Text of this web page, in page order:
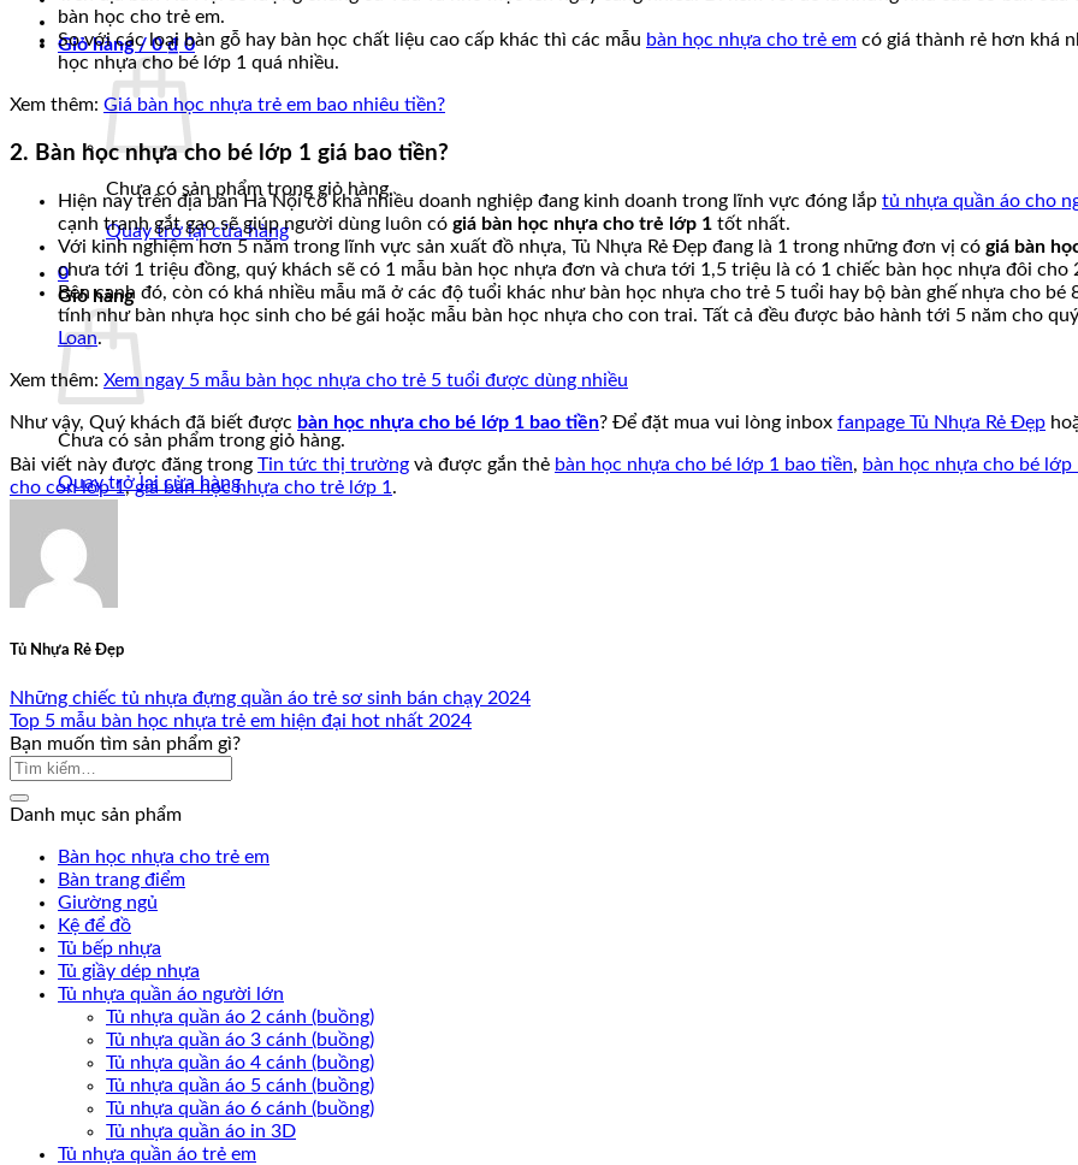
Giỏ hàng /0₫ 0
Chưa có sản phẩm trong giỏ hàng.
Quay trở lại cửa hàng
0
Giỏ hàng
Chưa có sản phẩm trong giỏ hàng.
Quay trở lại cửa hàng
bàn học cho trẻ em.
So với các loại bàn gỗ hay bàn học chất liệu cao cấp khác thì các mẫu bàn học nhựa cho trẻ em có giá thành rẻ hơn khá
học nhựa cho bé lớp 1 quá nhiều.
Xem thêm: Giá bàn học nhựa trẻ em bao nhiêu tiền?
2. Bàn học nhựa cho bé lớp 1 giá bao tiền?
Hiện nay trên địa bàn Hà Nội có khá nhiều doanh nghiệp đang kinh doanh trong lĩnh vực đóng lắp tủ nhựa quần áo cho
cạnh tranh gắt gao sẽ giúp người dùng luôn có giá bàn học nhựa cho trẻ lớp 1 tốt nhất.
Với kinh nghiệm hơn 5 năm trong lĩnh vực sản xuất đồ nhựa, Tủ Nhựa Rẻ Đẹp đang là 1 trong những đơn vị có giá bàn
chưa tới 1 triệu đồng, quý khách sẽ có 1 mẫu bàn học nhựa đơn và chưa tới 1,5 triệu là có 1 chiếc bàn học nhựa đôi cho
Bên cạnh đó, còn có khá nhiều mẫu mã ở các độ tuổi khác như bàn học nhựa cho trẻ 5 tuổi hay bộ bàn ghế nhựa cho
tính như bàn nhựa học sinh cho bé gái hoặc mẫu bàn học nhựa cho con trai. Tất cả đều được bảo hành tới 5 năm cho
Loan.
Xem thêm: Xem ngay 5 mẫu bàn học nhựa cho trẻ 5 tuổi được dùng nhiều
Như vậy, Quý khách đã biết được bàn học nhựa cho bé lớp 1 bao tiền? Để đặt mua vui lòng inbox fanpage Tủ Nhựa Rẻ Đẹp
Bài viết này được đăng trong Tin tức thị trường và được gắn thẻ bàn học nhựa cho bé lớp 1 bao tiền, bàn học nhựa cho bé lớp
cho con lớp 1,giá bàn học nhựa cho trẻ lớp 1 .
Tủ Nhựa Rẻ Đẹp
Những chiếc tủ nhựa đựng quần áo trẻ sơ sinh bán chạy 2024
Top 5 mẫu bàn học nhựa trẻ em hiện đại hot nhất 2024
Bạn muốn tìm sản phẩm gì?
Danh mục sản phẩm
Bàn học nhựa cho trẻ em
Bàn trang điểm
Giường ngủ
Kệ để đồ
Tủ bếp nhựa
Tủ giầy dép nhựa
Tủ nhựa quần áo người lớn
Tủ nhựa quần áo 2 cánh (buồng)
Tủ nhựa quần áo 3 cánh (buồng)
Tủ nhựa quần áo 4 cánh (buồng)
Tủ nhựa quần áo 5 cánh (buồng)
Tủ nhựa quần áo 6 cánh (buồng)
Tủ nhựa quần áo in 3D
Tủ nhựa quần áo trẻ em